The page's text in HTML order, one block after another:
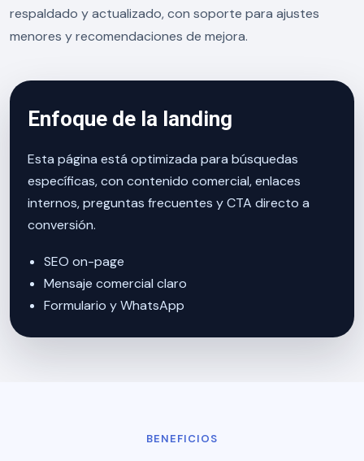
respaldado y actualizado, con soporte para ajustes
menores y recomendaciones de mejora.
Enfoque de la landing
Esta página está optimizada para búsquedas
específicas, con contenido comercial, enlaces
internos, preguntas frecuentes y CTA directo a
conversión.
SEO on-page
Mensaje comercial claro
Formulario y WhatsApp
BENEFICIOS